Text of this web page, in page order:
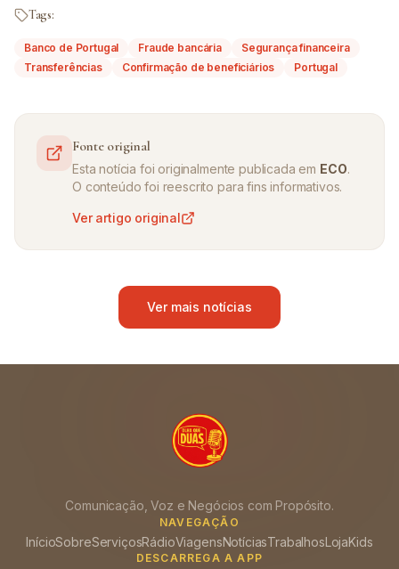
Tags:
Banco de Portugal Fraude bancária
Segurança financeira
Transferências
Confirmação de beneficiários Portugal
Fonte original
Esta notícia foi originalmente publicada em ECO.
O conteúdo foi reescrito para fins informativos.
Ver artigo original
Ver mais notícias
Comunicação, Voz e Negócios com Propósito.
NAVEGAÇÃO
InícioSobreServiçosRádioViagensNotíciasTrabalhosLojaKids
DESCARREGA A APP